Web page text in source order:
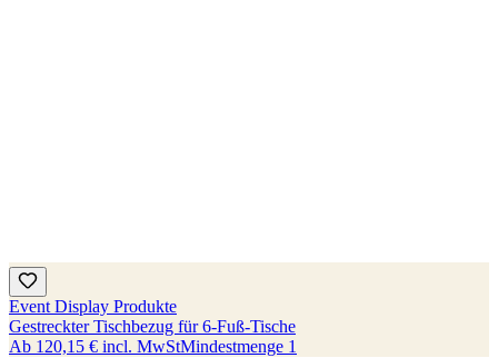
Event Display Produkte
Gestreckter Tischbezug für 6-Fuß-Tische
Ab 120,15 € incl. MwStMindestmenge 1